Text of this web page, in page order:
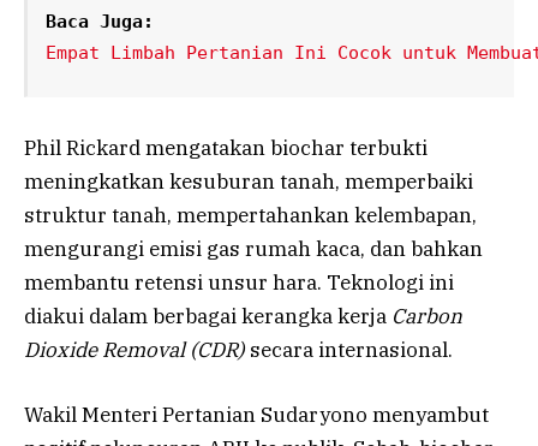
Baca Juga:
Empat Limbah Pertanian Ini Cocok untuk
Phil Rickard mengatakan biochar terbukti
meningkatkan kesuburan tanah, memperbaiki
struktur tanah, mempertahankan kelembapan,
mengurangi emisi gas rumah kaca, dan bahkan
membantu retensi unsur hara. Teknologi ini
diakui dalam berbagai kerangka kerja Carbon
Dioxide Removal (CDR) secara internasional.
Wakil Menteri Pertanian Sudaryono menyambut